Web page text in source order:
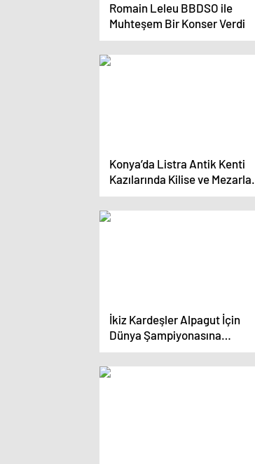
Romain Leleu BBDSO ile
Muhteşem Bir Konser Verdi
Konya’da Listra Antik Kenti
Kazılarında Kilise ve Mezarlar
Ortaya Çıktı
İkiz Kardeşler Alpagut İçin
Dünya Şampiyonasına
Hazırlanıyor